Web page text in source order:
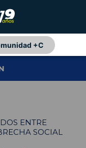
+C
ENTRE
SOCIAL